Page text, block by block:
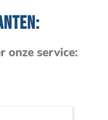
onze service: